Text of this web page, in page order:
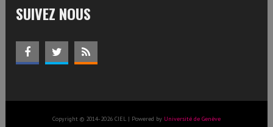
SUIVEZ NOUS
Copyright © 2014-2026 CIEL | Powered by Université de Genève